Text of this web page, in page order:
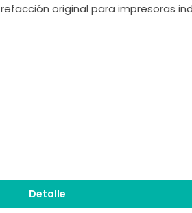
original para impresoras
Detalle